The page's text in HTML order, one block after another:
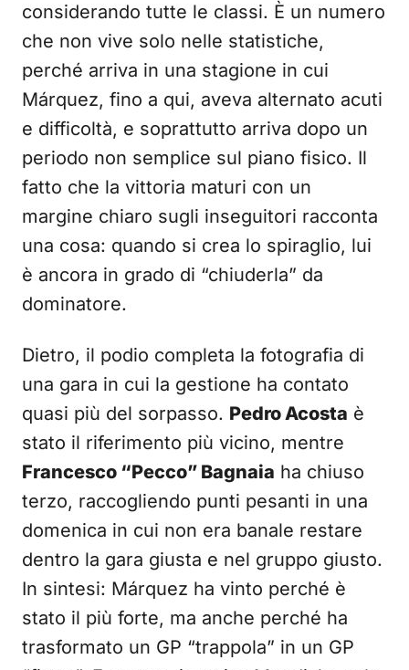
considerando tutte le classi. È un numero
che non vive solo nelle statistiche,
perché arriva in una stagione in cui
Márquez, fino a qui, aveva alternato acuti
e difficoltà, e soprattutto arriva dopo un
periodo non semplice sul piano fisico. Il
fatto che la vittoria maturi con un
margine chiaro sugli inseguitori racconta
una cosa: quando si crea lo spiraglio, lui
è ancora in grado di “chiuderla” da
dominatore.
Dietro, il podio completa la fotografia di
una gara in cui la gestione ha contato
quasi più del sorpasso. Pedro Acosta è
stato il riferimento più vicino, mentre
Francesco “Pecco” Bagnaia ha chiuso
terzo, raccogliendo punti pesanti in una
domenica in cui non era banale restare
dentro la gara giusta e nel gruppo giusto.
In sintesi: Márquez ha vinto perché è
stato il più forte, ma anche perché ha
trasformato un GP “trappola” in un GP